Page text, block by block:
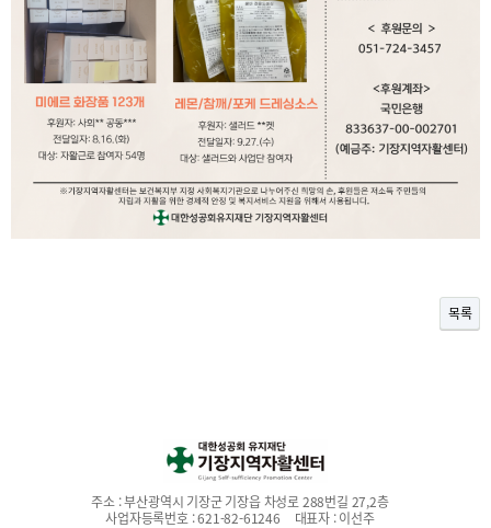
목록
주소 :부산광역시 기장군 기장읍 차성로 288번길 27,2층
사업자등록번호 :621-82-61246 대표자 :이선주